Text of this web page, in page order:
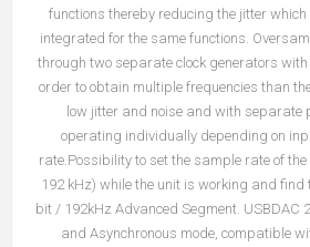
functions thereby reducing the jitter
integrated for the same functions.
through two separate clock generators
order to obtain multiple frequencies than
low jitter and noise and with separate
operating individually depending on
rate.Possibility to set the sample rate of
192 kHz) while the unit is working and find
bit / 192kHz Advanced Segment. USBDAC
and Asynchronous mode, compatible